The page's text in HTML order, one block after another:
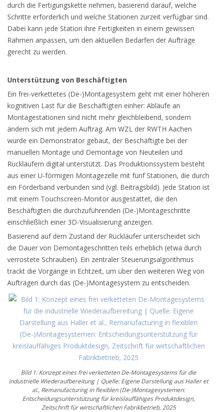
durch die Fertigungskette nehmen, basierend darauf, welche
Schritte erforderlich und welche Stationen zurzeit verfügbar sind.
Dabei kann jede Station ihre Fertigkeiten in einem gewissen
Rahmen anpassen, um den aktuellen Bedarfen der Aufträge
gerecht zu werden.
Unterstützung von Beschäftigten
Ein frei-verkettetes (De-)Montagesystem geht mit einer höheren
kognitiven Last für die Beschäftigten einher: Abläufe an
Montagestationen sind nicht mehr gleichbleibend, sondern
ändern sich mit jedem Auftrag. Am WZL der RWTH Aachen
wurde ein Demonstrator gebaut, der Beschäftigte bei der
manuellen Montage und Demontage von Neuteilen und
Rückläufern digital unterstützt. Das Produktionssystem besteht
aus einer U-förmigen Montagezelle mit fünf Stationen, die durch
ein Förderband verbunden sind (vgl. Beitragsbild). Jede Station ist
mit einem Touchscreen-Monitor ausgestattet, die den
Beschäftigten die durchzuführenden (De-)Montageschritte
einschließlich einer 3D-Visualisierung anzeigen.
Basierend auf dem Zustand der Rückläufer unterscheidet sich
die Dauer von Demontageschritten teils erheblich (etwa durch
verrostete Schrauben). Ein zentraler Steuerungsalgorithmus
trackt die Vorgänge in Echtzeit, um über den weiteren Weg von
Aufträgen durch das (De-)Montagesystem zu entscheiden.
Bild 1: Konzept eines frei verketteten De-Montagesystems für die
industrielle Wiederaufbereitung | Quelle: Eigene Darstellung aus Haller et
al., Remanufacturing in flexiblen (De-)Montagesystemen:
Entscheidungsunterstützung für kreislauffähiges Produktdesign,
Zeitschrift für wirtschaftlichen Fabrikbetrieb, 2025